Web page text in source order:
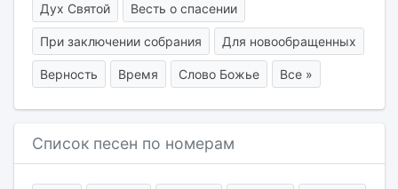
Дух Святой Весть о спасении
При заключении собрания Для новообращенных
Верность Время Слово Божье Все »
Список песен по номерам